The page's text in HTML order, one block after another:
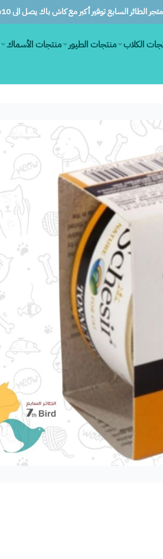
الطائر السابع توفير أكبر مع كاش باك يصل الى 10% سارع و استبدل رصيدك قبل شهرين
الكلاب منتجات الطيور منتجات الأسماك